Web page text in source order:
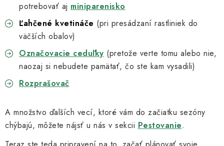
potrebovať aj miniparenisko
Ľahčené kvetináče (pri presádzaní rastliniek do
väčších obalov)
Označovacie ceduľky (pretože verte tomu alebo nie,
naozaj si nebudete pamätať, čo ste kam vysadili)
Rozprašovač
A množstvo ďalších vecí, ktoré vám do začiatku sezóny
chýbajú, môžete nájsť u nás v sekcii Pestovanie.